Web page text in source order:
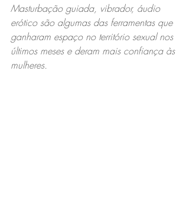
Masturbação guiada, vibrador, áudio
erótico são algumas das ferramentas que
ganharam espaço no território sexual nos
últimos meses e deram mais confiança às
mulheres.